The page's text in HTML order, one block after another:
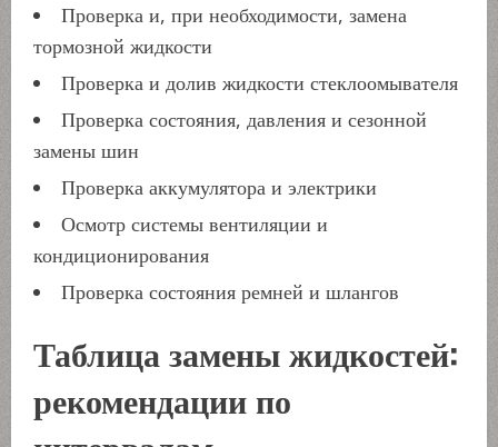
Проверка и, при необходимости, замена
тормозной жидкости
Проверка и долив жидкости стеклоомывателя
Проверка состояния, давления и сезонной
замены шин
Проверка аккумулятора и электрики
Осмотр системы вентиляции и
кондиционирования
Проверка состояния ремней и шлангов
Таблица замены жидкостей:
рекомендации по